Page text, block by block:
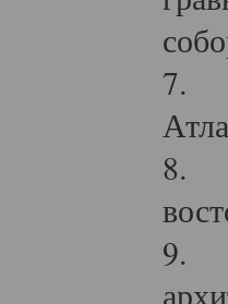
7.
8.
9.